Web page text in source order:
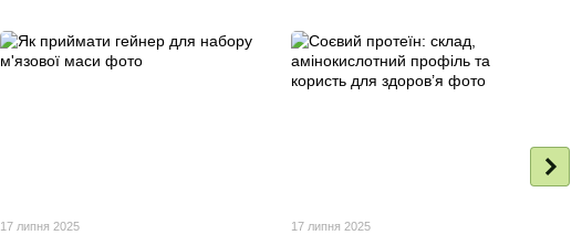
17 липня 2025 17 липня 2025